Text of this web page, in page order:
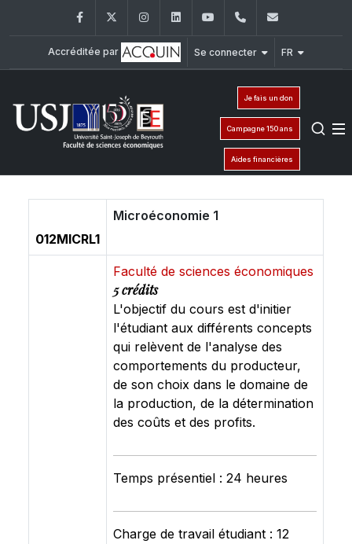
FacebookTwitter InstagramLinkedInYouTube+961 (1) 421 644
Accréditée par Se connecter FR
Je fais un don
Campagne 150 ans
Aides financières
012MICRL1
Microéconomie 1
Faculté de sciences économiques
5 crédits
L'objectif du cours est d'initier
l'étudiant aux différents concepts
qui relèvent de l'analyse des
comportements du producteur,
de son choix dans le domaine de
la production, de la détermination
des coûts et des profits.
Temps présentiel : 24 heures
Charge de travail étudiant : 12